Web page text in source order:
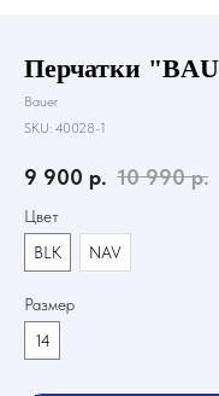
Перчатки
Bauer
SKU: 40028-1
9 900 р. 10 990 р.
Цвет
BLK
NAV
Размер
14